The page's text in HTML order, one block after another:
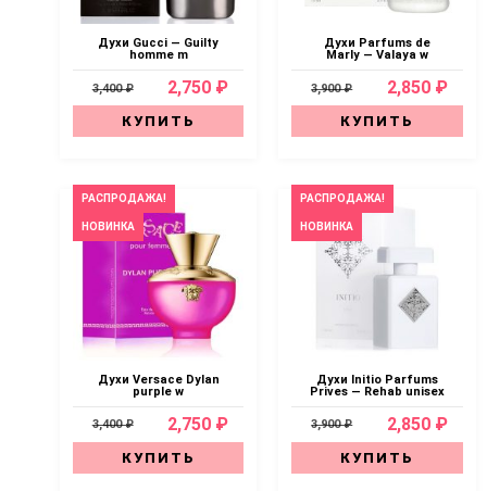
Духи Gucci — Guilty
homme m
3,400 ₽ 2,750 ₽
КУПИТЬ
Духи Parfums de
Marly — Valaya w
3,900 ₽ 2,850 ₽
КУПИТЬ
РАСПРОДАЖА!
НОВИНКА
Духи Versace Dylan
purple w
3,400 ₽ 2,750 ₽
КУПИТЬ
РАСПРОДАЖА!
НОВИНКА
Духи Initio Parfums
Prives — Rehab unisex
3,900 ₽ 2,850 ₽
КУПИТЬ